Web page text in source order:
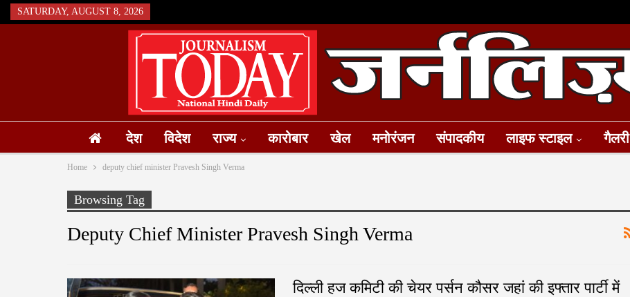
SATURDAY, AUGUST 8, 2026
देश विदेश राज्य कारोबार खेल मनोरंजन संपादकीय लाइफ स्टाइल गैलरी
Home deputy chief minister Pravesh Singh Verma
Browsing Tag
Deputy Chief Minister Pravesh Singh Verma
दिल्ली हज कमिटी की चेयर पर्सन कौसर जहां की इफ्तार पार्टी में